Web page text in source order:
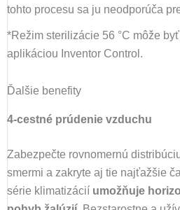
tohto procesu sa ju neodporúča
*Režim sterilizácie 56 °C môže
aplikáciou Inventor Control.
Ďalšie benefity
4-cestné prúdenie vzduchu
Zabezpečte rovnomernú
smermi a zakryte aj tie najťažšie
série klimatizácií umožňuje